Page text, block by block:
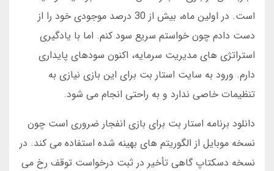
است. در اولین ماه، بیش از 30 درصد موجودی خود را از
دست دادم چون خواستم سریع سود کنم. اما با یادگیری
استراتژی های مدیریت سرمایه، اکنون سودهای پایداری
دارم. ورود به سایت استار بت برای این بازی نیازی به
تنظیمات خاصی ندارد و به راحتی انجام می شود.
دانلود برنامه استار بت برای بازی انفجار ضروری است چون
نسخه موبایل از الگوریتم های بهینه شده استفاده می کند. در
نسخه دسکتاپ گاهی تأخیر در ثبت درخواست توقف رخ می